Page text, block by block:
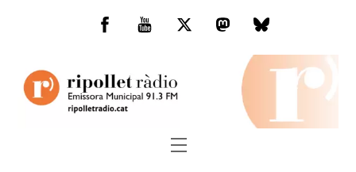
Facebook
You
TwitterMastodonBluesky
Menu